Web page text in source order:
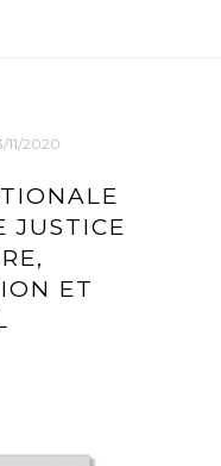
11/2020
JUSTICE
ET